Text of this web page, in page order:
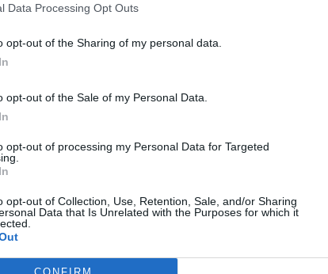
Data Processing Opt Outs
opt-out of the Sharing of my personal data.
opt-out of the Sale of my Personal Data.
opt-out of processing my Personal Data for Targeted
opt-out of Collection, Use, Retention, Sale, and/or Sharing
Data that Is Unrelated with the Purposes for which it
CONFIRM
hiány mértékét a GDP 6%-ra becsülte. Az MNB
makrogazdasági programban kitűzött jövő évi
generálta kereslet az inflációs folymatokat is
portfolio.hu hírarchívumához tartozik, melynek olvasása
tartalmazza:
cikkarchívum
elmúlt 2 év napon belüli